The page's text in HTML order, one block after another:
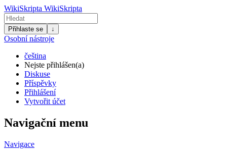
WikiSkripta WikiSkripta
Přihlaste se ↓
Osobní nástroje
čeština
Nejste přihlášen(a)
Diskuse
Příspěvky
Přihlášení
Vytvořit účet
Navigační menu
Navigace